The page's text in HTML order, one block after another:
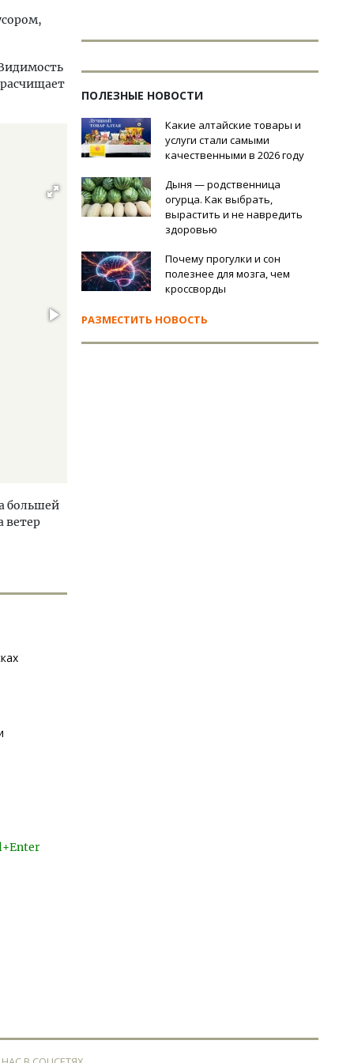
большей
ветер
ПОЛЕЗНЫЕ НОВОСТИ
Какие алтайские товары и
услуги стали самыми
качественными в 2026 году
Дыня — родственница
огурца. Как выбрать,
вырастить и не навредить
здоровью
Почему прогулки и сон
полезнее для мозга, чем
кроссворды
РАЗМЕСТИТЬ НОВОСТЬ